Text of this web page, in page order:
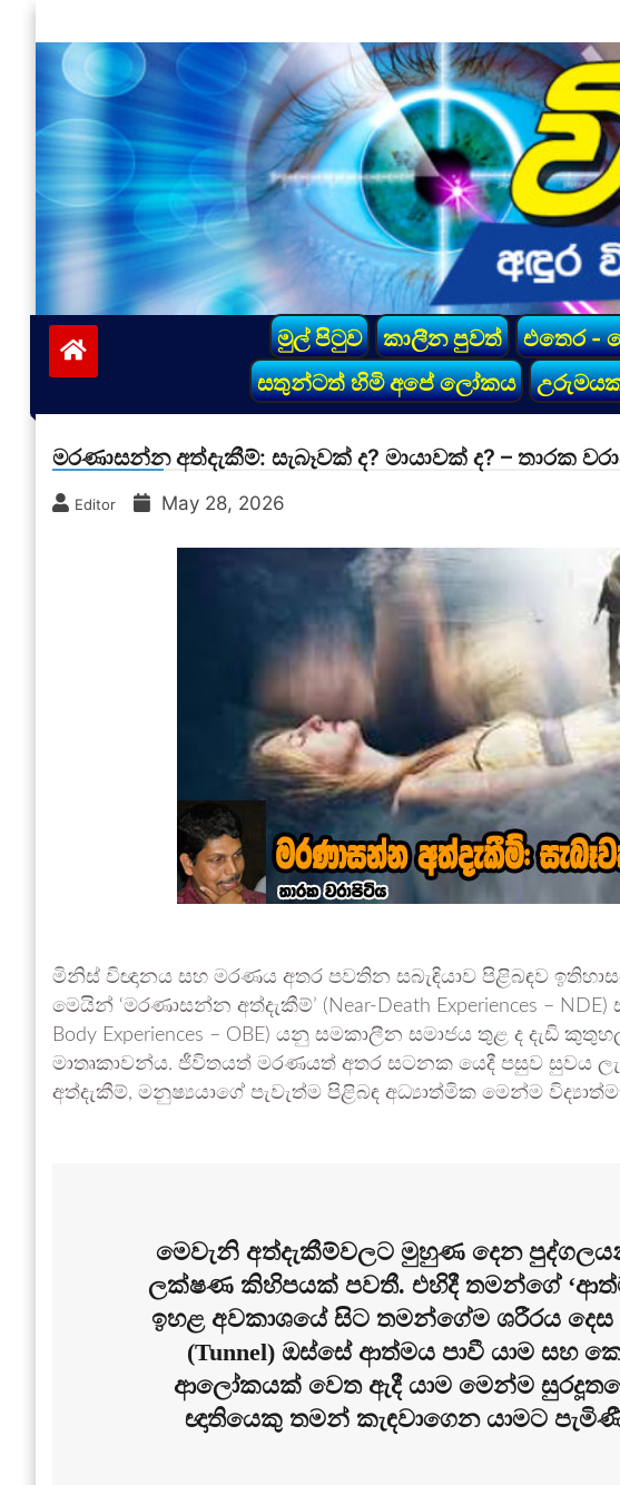
to
content
vinivida.lk
මුල් පිටුව කාලීන පුවත් එතෙර -
සතුන්ටත් හිමි අපේ ලෝකය
මරණාසන්න අත්දැකීම්: සැබෑවක් ද? මායාවක් ද? – තාරක
Editor May 28, 2026
මිනිස් විඥානය සහ මරණය අතර පවතින සබැඳියාව පිළිබඳව
මෙයින් ‘මරණාසන්න අත්දැකීම්’ (Near-Death Experiences –
Body Experiences – OBE) යනු සමකාලීන සමාජය තුළ ද දැඩි
මාතෘකාවන්ය. ජීවිතයත් මරණයත් අතර සටනක යෙදී පසුව සුවය
අත්දැකීම්, මනුෂ්‍යයාගේ පැවැත්ම පිළිබඳ අධ්‍යාත්මික මෙන්ම
මෙවැනි අත්දැකීම්වලට මුහුණ දෙන
ලක්ෂණ කිහිපයක් පවතී. එහිදී තමන්ගේ
ඉහළ අවකාශයේ සිට තමන්ගේම ශරීරය
(Tunnel) ඔස්සේ ආත්මය පාවී යාම සහ
ආලෝකයක් වෙත ඇදී යාම මෙන්ම
ඥාතියෙකු තමන් කැඳවාගෙන යාමට